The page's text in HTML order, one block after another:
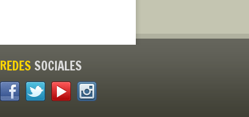
REDES SOCIALES